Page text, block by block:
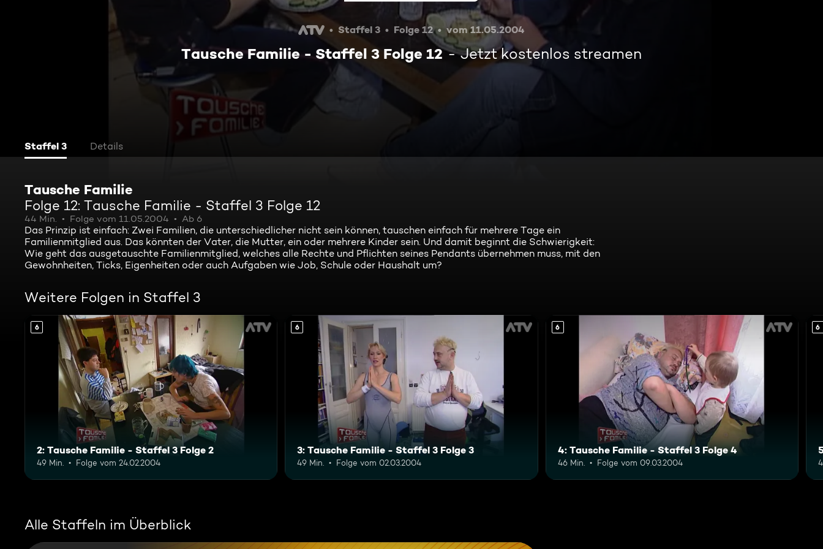
Staffel 3 Folge 12 vom 11.05.2004
Tausche Familie - Staffel 3 Folge 12 Jetzt kostenlos streamen
Staffel 3 Details
Tausche Familie
Folge 12: Tausche Familie - Staffel 3 Folge 12
44 Min. Folge vom 11.05.2004 Ab 6
Das Prinzip ist einfach: Zwei Familien, die unterschiedlicher nicht sein können, tauschen einfach für mehrere Tage ein
Familienmitglied aus. Das könnten der Vater, die Mutter, ein oder mehrere Kinder sein. Und damit beginnt die Schwierigkeit:
Wie geht das ausgetauschte Familienmitglied, welches alle Rechte und Pflichten seines Pendants übernehmen muss, mit den
Gewohnheiten, Ticks, Eigenheiten oder auch Aufgaben wie Job, Schule oder Haushalt um?
Weitere Folgen in Staffel 3
6
2: Tausche Familie - Staffel 3 Folge 2
49 Min. Folge vom 24.02.2004
6
3: Tausche Familie - Staffel 3 Folge 3
49 Min. Folge vom 02.03.2004
6
4: Tausche Familie - Staffel 3 Folge 4
46 Min. Folge vom 09.03.2004
6
Alle Staffeln im Überblick